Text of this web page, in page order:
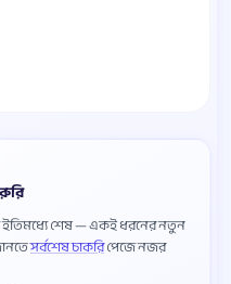
ইতিমধ্যে শেষ — একই ধরনের নতুন
সর্বশেষ চাকরিপেজে নজর